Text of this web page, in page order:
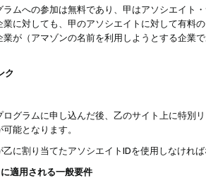
ラムへの参加は無料であり、甲はアソシエイト
業に対しても、甲のアソシエイトに対して有料
が（アマゾンの名前を利用しようとする企業
ク
グラムに申し込んだ後、乙のサイト上に特別
能となります。
に割り当てたアソシエイトIDを使用しなけれ
適用される一般要件